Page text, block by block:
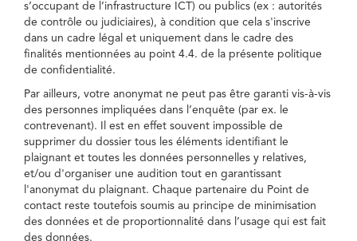
s’occupant de l’infrastructure ICT) ou publics (ex : autorités
de contrôle ou judiciaires), à condition que cela s'inscrive
dans un cadre légal et uniquement dans le cadre des
finalités mentionnées au point 4.4. de la présente politique
de confidentialité.
Par ailleurs, votre anonymat ne peut pas être garanti vis-à-vis
des personnes impliquées dans l’enquête (par ex. le
contrevenant). Il est en effet souvent impossible de
supprimer du dossier tous les éléments identifiant le
plaignant et toutes les données personnelles y relatives,
et/ou d'organiser une audition tout en garantissant
l'anonymat du plaignant. Chaque partenaire du Point de
contact reste toutefois soumis au principe de minimisation
des données et de proportionnalité dans l’usage qui est fait
des données.